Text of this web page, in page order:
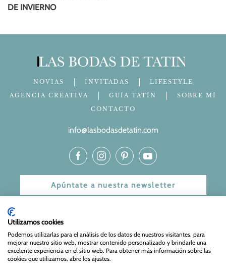
DE INVIERNO
NOVIAS INVITADAS
LIFESTYLE
AGENCIA CREATIVA
GUÍA TATÍN
SOBRE MÍ
CONTACTO
info@lasbodasdetatin.com
Apúntate a nuestra newsletter
Aviso Legal|Política de Privacidad y Cookies| Web Diseñada
y mantenida porEspecialistas Web
Utilizamos cookies
Podemos utilizarlas para el análisis de los datos de nuestros visitantes, para
mejorar nuestro sitio web, mostrar contenido personalizado y brindarle una
excelente experiencia en el sitio web. Para obtener más información sobre las
cookies que utilizamos, abre los ajustes.